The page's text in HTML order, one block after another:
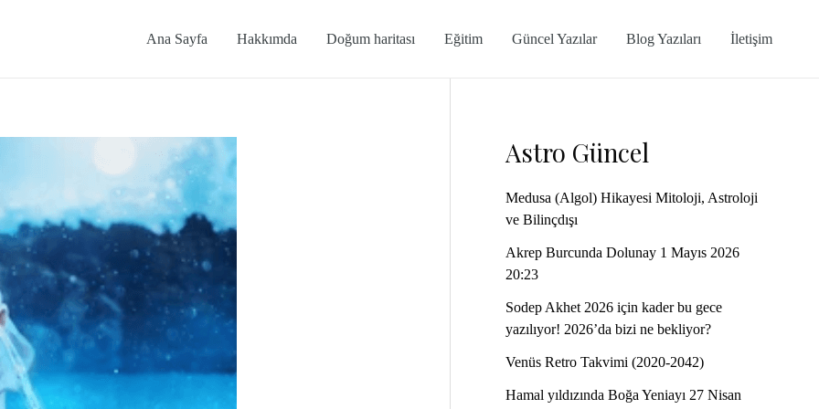
Ana Sayfa Hakkımda Doğum haritası Eğitim Güncel Yazılar Blog Yazıları İletişim
Astro Güncel
Medusa (Algol) Hikayesi Mitoloji, Astroloji
ve Bilinçdışı
Akrep Burcunda Dolunay 1 Mayıs 2026
20:23
Sodep Akhet 2026 için kader bu gece
yazılıyor! 2026’da bizi ne bekliyor?
Venüs Retro Takvimi (2020-2042)
Hamal yıldızında Boğa Yeniayı 27 Nisan